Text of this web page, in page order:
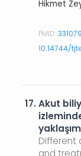
Hikmet
PMID:
10.14744/
17.Akut
Different
and